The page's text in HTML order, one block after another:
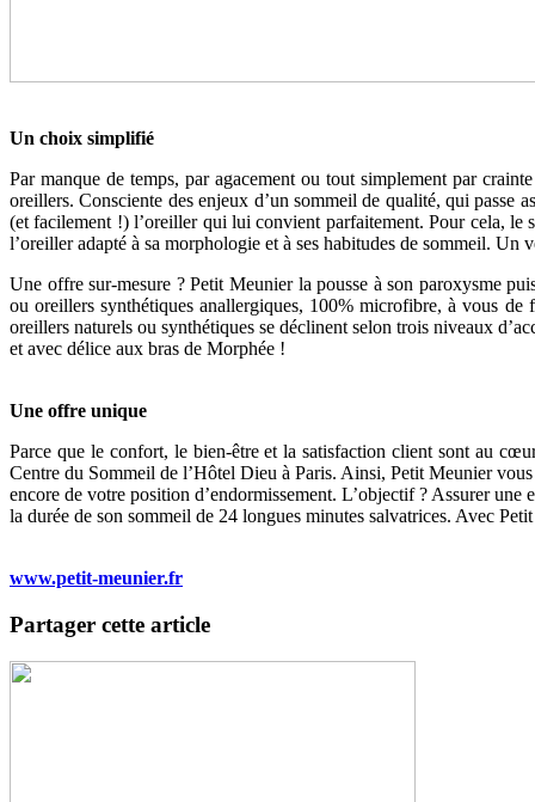
Un choix simplifié
Par manque de temps, par agacement ou tout simplement par
oreillers. Consciente des enjeux d’un sommeil de qualité, qui
(et facilement !) l’oreiller qui lui convient parfaitement. Pour cela, le
l’oreiller adapté à sa morphologie et à ses habitudes de sommeil.
Une offre sur-mesure ? Petit Meunier la pousse à son paroxysme
ou oreillers synthétiques anallergiques, 100% microfibre, à vous
oreillers naturels ou synthétiques se déclinent selon trois niveaux
et avec délice aux bras de Morphée !
Une offre unique
Parce que le confort, le bien-être et la satisfaction client sont au
Centre du Sommeil de l’Hôtel Dieu à Paris. Ainsi, Petit Meunier
encore de votre position d’endormissement. L’objectif ? Assurer
la durée de son sommeil de 24 longues minutes salvatrices. Avec
www.petit-meunier.fr
Partager cette article